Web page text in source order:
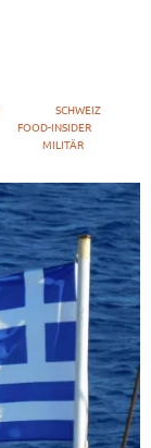
SCHWEIZ
FOOD-INSIDER
MILITÄR